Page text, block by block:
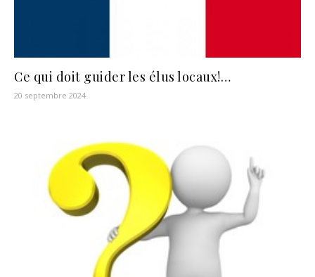
Ce qui doit guider les élus locaux!…
20 septembre 2024